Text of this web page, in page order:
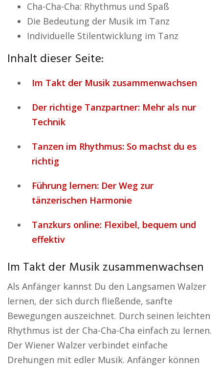
Cha-Cha-Cha: Rhythmus und Spaß
Die Bedeutung der Musik im Tanz
Individuelle Stilentwicklung im Tanz
Inhalt dieser Seite:
Im Takt der Musik zusammenwachsen
Der richtige Tanzpartner: Mehr als nur
Technik
Tanzen im Rhythmus: So machst du es
richtig
Führung lernen: Der Weg zur
tänzerischen Harmonie
Tanzkurs online: Flexibel, bequem und
effektiv
Im Takt der Musik zusammenwachsen
Als Anfänger kannst Du den Langsamen Walzer
lernen, der sich durch fließende, sanfte
Bewegungen auszeichnet. Durch seinen leichten
Rhythmus ist der Cha-Cha-Cha einfach zu lernen.
Der Wiener Walzer verbindet einfache
Drehungen mit edler Musik. Anfänger können